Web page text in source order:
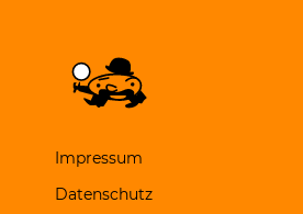
Impressum
Datenschutz